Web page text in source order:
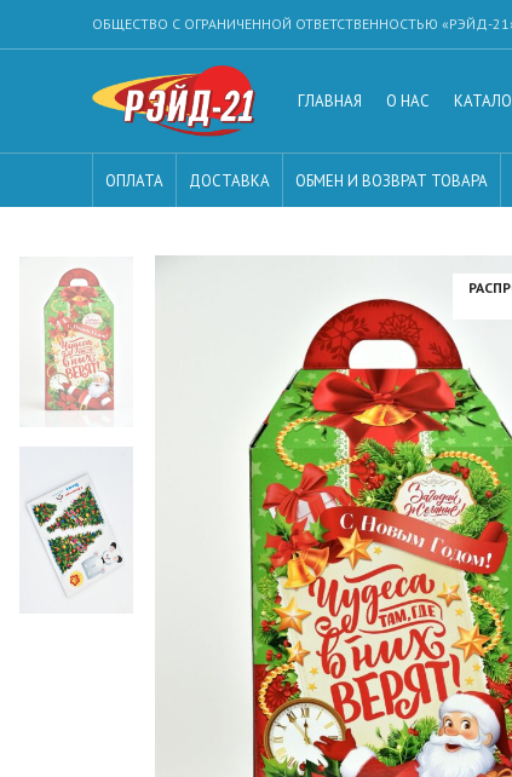
ОБЩЕСТВО С ОГРАНИЧЕННОЙ ОТВЕТСТВЕННОСТЬЮ «РЭЙД-
ГЛАВНАЯ О НАС
ОПЛАТА ДОСТАВКА ОБМЕН И ВОЗВРАТ ТОВАРА